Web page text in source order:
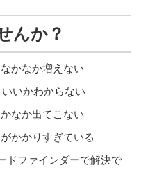
んか？
かなか増えない
いかわからない
なか出てこない
かかりすぎている
ドファインダーで解決で